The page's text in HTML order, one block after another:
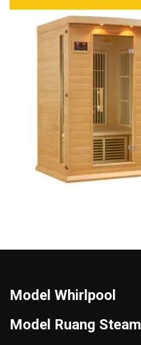
Model Whirlpool
Model Ruang Steam